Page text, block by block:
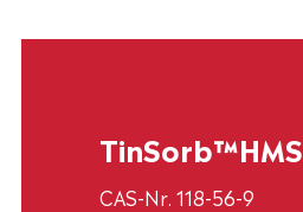
TinSorb™HMS
CAS-Nr. 118-56-9